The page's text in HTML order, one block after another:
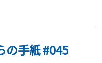
の手紙 #045